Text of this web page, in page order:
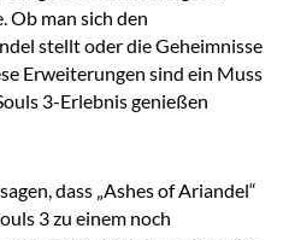
Ob man sich den
stellt oder die Geheimnisse
Erweiterungen sind ein Muss
3-Erlebnis genießen
dass „Ashes of Ariandel“
3 zu einem noch